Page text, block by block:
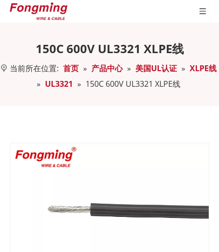
150C 600V UL3321 XLPE线
当前所在位置: 首页 » 产品中心 » 美国UL认证 » XLPE线
» UL3321 » 150C 600V UL3321 XLPE线